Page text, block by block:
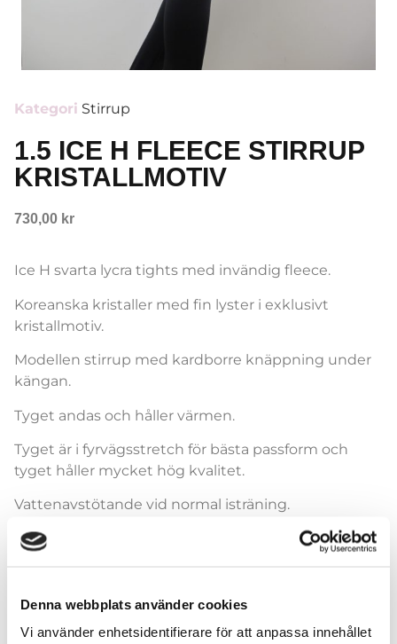
Denna webbplats använder cookies
Vi använder enhetsidentifierare för att anpassa innehållet
Kategori Stirrup
1.5 ICE H FLEECE STIRRUP
KRISTALLMOTIV
730,00 kr
Ice H svarta lycra tights med invändig fleece.
Koreanska kristaller med fin lyster i exklusivt
kristallmotiv.
Modellen stirrup med kardborre knäppning under
kängan.
Tyget andas och håller värmen.
Tyget är i fyrvägsstretch för bästa passform och
tyget håller mycket hög kvalitet.
Vattenavstötande vid normal isträning.